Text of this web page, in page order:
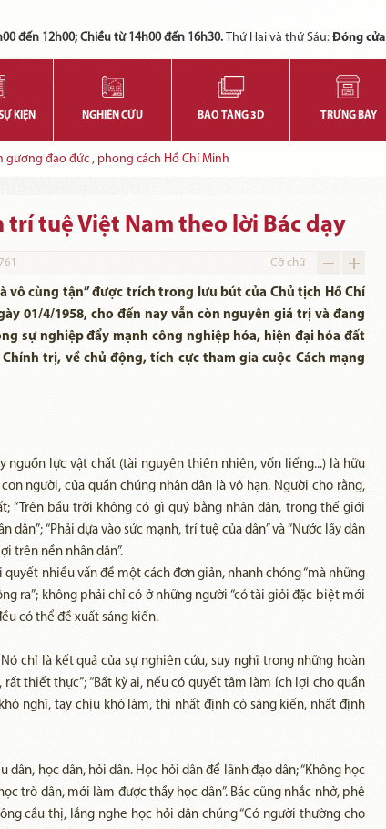
đến 12h00; Chiều từ 14h00 đến 16h30. Thứ Hai và thứ Sáu: Đóng cửa
KIỆN NGHIÊN CỨU BẢO TÀNG 3D TRƯNG BÀY
gương đạo đức , phong cách Hồ Chí Minh
tuệ Việt Nam theo lời Bác dạy
Cỡ chữ
vô cùng tận” được trích trong lưu bút của Chủ tịch Hồ Chí
01/4/1958, cho đến nay vẫn còn nguyên giá trị và đang
sự nghiệp đẩy mạnh công nghiệp hóa, hiện đại hóa đất
trị, về chủ động, tích cực tham gia cuộc Cách mạng
nguồn lực vật chất (tài nguyên thiên nhiên, vốn liếng...) là hữu
người, của quần chúng nhân dân là vô hạn. Người cho rằng,
“Trên bầu trời không có gì quý bằng nhân dân, trong thế giới
“Phải dựa vào sức mạnh, trí tuệ của dân” và “Nước lấy dân
trên nền nhân dân”.
nhiều vấn đề một cách đơn giản, nhanh chóng “mà những
ra”; không phải chỉ có ở những người “có tài giỏi đặc biệt mới
có thể đề xuất sáng kiến.
chỉ là kết quả của sự nghiên cứu, suy nghĩ trong những hoàn
thiết thực”; “Bất kỳ ai, nếu có quyết tâm làm ích lợi cho quần
nghĩ, tay chịu khó làm, thì nhất định có sáng kiến, nhất định
học dân, hỏi dân. Học hỏi dân để lãnh đạo dân; “Không học
trò dân, mới làm được thầy học dân”. Bác cũng nhắc nhở, phê
cầu thị, lắng nghe học hỏi dân chúng “Có người thường cho